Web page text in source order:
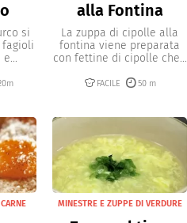
si
fagioli
alla Fontina
La zuppa di cipolle alla
fontina viene preparata
con fettine di cipolle che...
FACILE 50 m
MINESTRE E ZUPPE DI VERDURE